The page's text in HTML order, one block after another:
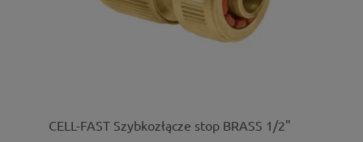
CELL-FAST Szybkozłącze stop BRASS 1/2"